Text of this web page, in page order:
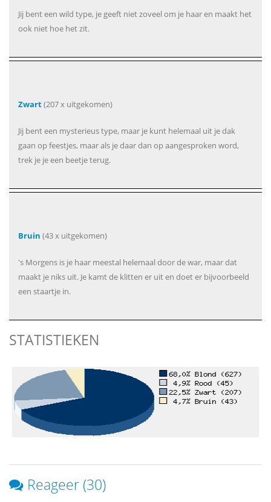
Jij bent een wild type, je geeft niet zoveel om je haar en maakt het
ook niet hoe het zit.
Zwart(207 x uitgekomen)
Jij bent een mysterieus type, maar je kunt helemaal uit je dak
gaan op feestjes, maar als je daar dan op aangesproken word,
trek je je een beetje terug.
Bruin (43 x uitgekomen)
's Morgens is je haar meestal helemaal door de war, maar dat
maakt je niks uit. Je kamt de klitten er uit en doet er bijvoorbeeld
een staartje in.
STATISTIEKEN
Reageer (30)